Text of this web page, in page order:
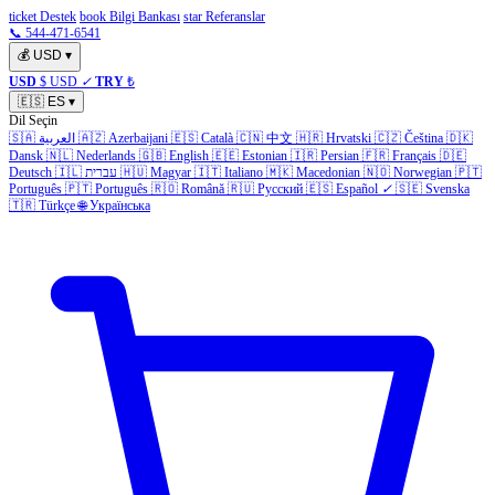
ticket Destek book Bilgi Bankası star Referanslar
📞 544-471-6541
💰 USD ▾
USD $ USD ✓ TRY ₺
🇪🇸 ES ▾
Dil Seçin
🇸🇦 العربية 🇦🇿 Azerbaijani 🇪🇸 Català 🇨🇳 中文 🇭🇷 Hrvatski 🇨🇿 Čeština 🇩🇰
Dansk 🇳🇱 Nederlands 🇬🇧 English 🇪🇪 Estonian 🇮🇷 Persian 🇫🇷 Français 🇩🇪
Deutsch 🇮🇱 עברית 🇭🇺 Magyar 🇮🇹 Italiano 🇲🇰 Macedonian 🇳🇴 Norwegian 🇵🇹
Português 🇵🇹 Português 🇷🇴 Română 🇷🇺 Русский 🇪🇸 Español ✓ 🇸🇪 Svenska
🇹🇷 Türkçe 🌐 Українська